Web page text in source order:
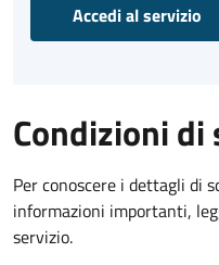
Accedi al servizio
Condizioni di
Per conoscere i dettagli di
informazioni importanti,
servizio.